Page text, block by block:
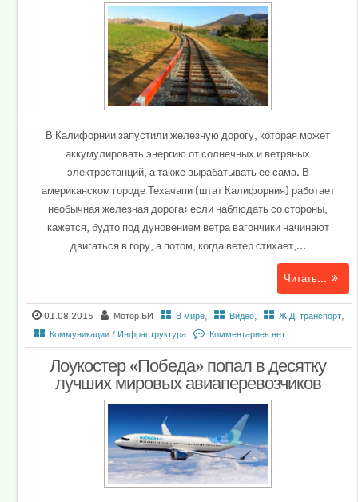
В Калифорнии запустили железную дорогу, которая может
аккумулировать энергию от солнечных и ветряных
электростанций, а также вырабатывать ее сама. В
американском городе Техачапи (штат Калифорния) работает
необычная железная дорога: если наблюдать со стороны,
кажется, будто под дуновением ветра вагончики начинают
двигаться в гору, а потом, когда ветер стихает,...
Читать...
01.08.2015 Мотор БИ В мире, Видео, Ж.Д. транспорт,
Коммуникации / Инфраструктура
Комментариев нет
Лоукостер «Победа» попал в десятку
лучших мировых авиаперевозчиков